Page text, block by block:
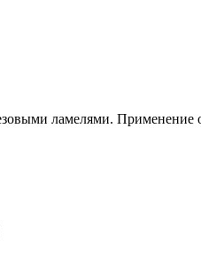
ламелями. Применение